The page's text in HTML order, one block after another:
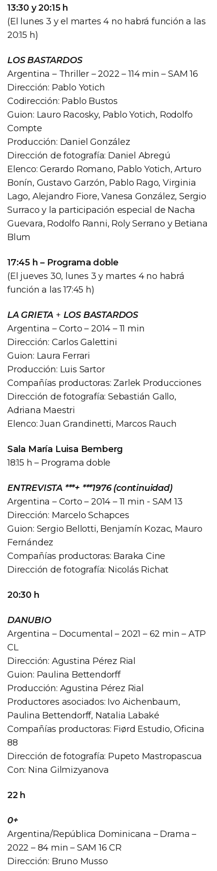
13:30 y 20:15 h
(El lunes 3 y el martes 4 no habrá función a las
20:15 h)
LOS BASTARDOS
Argentina – Thriller – 2022 – 114 min – SAM 16
Dirección: Pablo Yotich
Codirección: Pablo Bustos
Guion: Lauro Racosky, Pablo Yotich, Rodolfo
Compte
Producción: Daniel González
Dirección de fotografía: Daniel Abregú
Elenco: Gerardo Romano, Pablo Yotich, Arturo
Bonín, Gustavo Garzón, Pablo Rago, Virginia
Lago, Alejandro Fiore, Vanesa González, Sergio
Surraco y la participación especial de Nacha
Guevara, Rodolfo Ranni, Roly Serrano y Betiana
Blum
17:45 h – Programa doble
(El jueves 30, lunes 3 y martes 4 no habrá
función a las 17:45 h)
LA GRIETA + LOS BASTARDOS
Argentina – Corto – 2014 – 11 min
Dirección: Carlos Galettini
Guion: Laura Ferrari
Producción: Luis Sartor
Compañías productoras: Zarlek Producciones
Dirección de fotografía: Sebastián Gallo,
Adriana Maestri
Elenco: Juan Grandinetti, Marcos Rauch
Sala María Luisa Bemberg
18:15 h – Programa doble
ENTREVISTA ***+ ***1976 (continuidad)
Argentina – Corto – 2014 – 11 min - SAM 13
Dirección: Marcelo Schapces
Guion: Sergio Bellotti, Benjamín Kozac, Mauro
Fernández
Compañías productoras: Baraka Cine
Dirección de fotografía: Nicolás Richat
20:30 h
DANUBIO
Argentina – Documental – 2021 – 62 min – ATP
CL
Dirección: Agustina Pérez Rial
Guion: Paulina Bettendorff
Producción: Agustina Pérez Rial
Productores asociados: Ivo Aichenbaum,
Paulina Bettendorff, Natalia Labaké
Compañías productoras: Fiørd Estudio, Oficina
88
Dirección de fotografía: Pupeto Mastropascua
Con: Nina Gilmizyanova
22 h
0+
Argentina/República Dominicana – Drama –
2022 – 84 min – SAM 16 CR
Dirección: Bruno Musso